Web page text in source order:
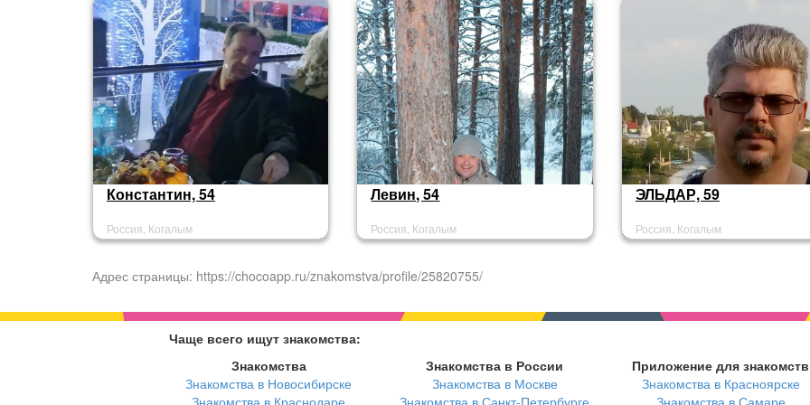
Константин, 54
Россия, Когалым
Левин, 54
Россия, Когалым
ЭЛЬДАР, 59
Россия, Когалым
Адрес страницы: https://chocoapp.ru/znakomstva/profile/25820755/
Чаще всего ищут знакомства:
Знакомства
Знакомства в Новосибирске
Знакомства в Краснодаре
Знакомства в России
Знакомства в Москве
Знакомства в Санкт-Петербурге
Приложение для знакомств
Знакомства в Красноярске
Знакомства в Самаре